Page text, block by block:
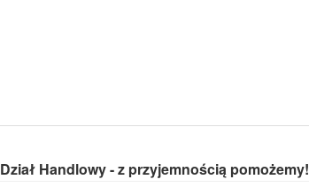
Dział Handlowy - z przyjemnością pomożemy!